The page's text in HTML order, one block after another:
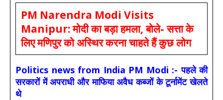
PM Narendra Modi Visits
Manipur: मोदी का बड़ा हमला, बोले- सत्ता के
लिए मणिपुर को अस्थिर करना चाहते हैं कुछ लोग
Politics news from India PM Modi :- पहले की
सरकारों में अपराधी और माफिया अवैध कब्जों के टूर्नामेंट खेलते
थे